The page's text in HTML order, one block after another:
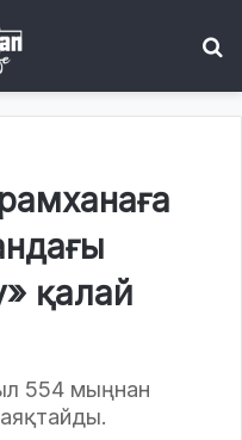
қалай
554 мыңнан